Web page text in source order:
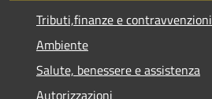
Tributi,finanze e contravvenzioni
Ambiente
Salute, benessere e assistenza
Autorizzazioni